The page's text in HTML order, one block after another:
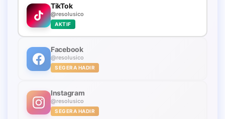
TikTok
@resolusico
AKTIF
Facebook
@resolusico
SEGERA HADIR
Instagram
@resolusico
SEGERA HADIR